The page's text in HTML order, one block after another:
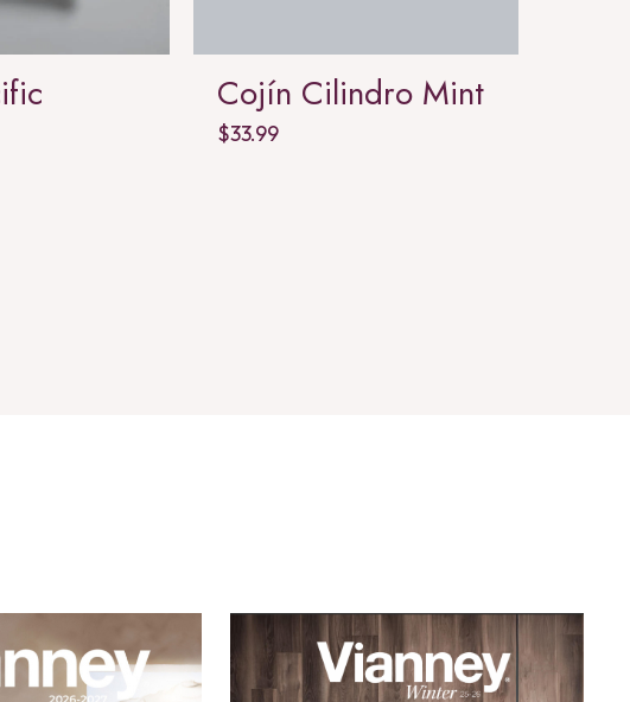
Cojín Cilindro Mint
$33.99